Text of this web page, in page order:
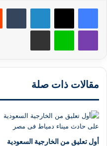
لينكدإن
لاين
مقالات ذات صلة
أول تعليق من الخارجية السعودية